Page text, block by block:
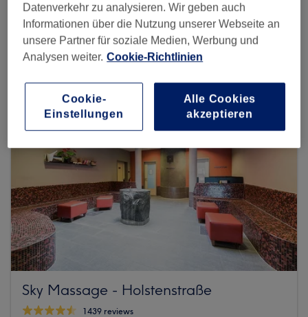
Auf Treatwell finden
Sky Massage - Holstenstraße
1439 reviews
Datenverkehr zu analysieren. Wir geben auch
Informationen über die Nutzung unserer Webseite an
unsere Partner für soziale Medien, Werbung und
Analysen weiter. Cookie-Richtlinien
Cookie-
Einstellungen
Alle Cookies
akzeptieren